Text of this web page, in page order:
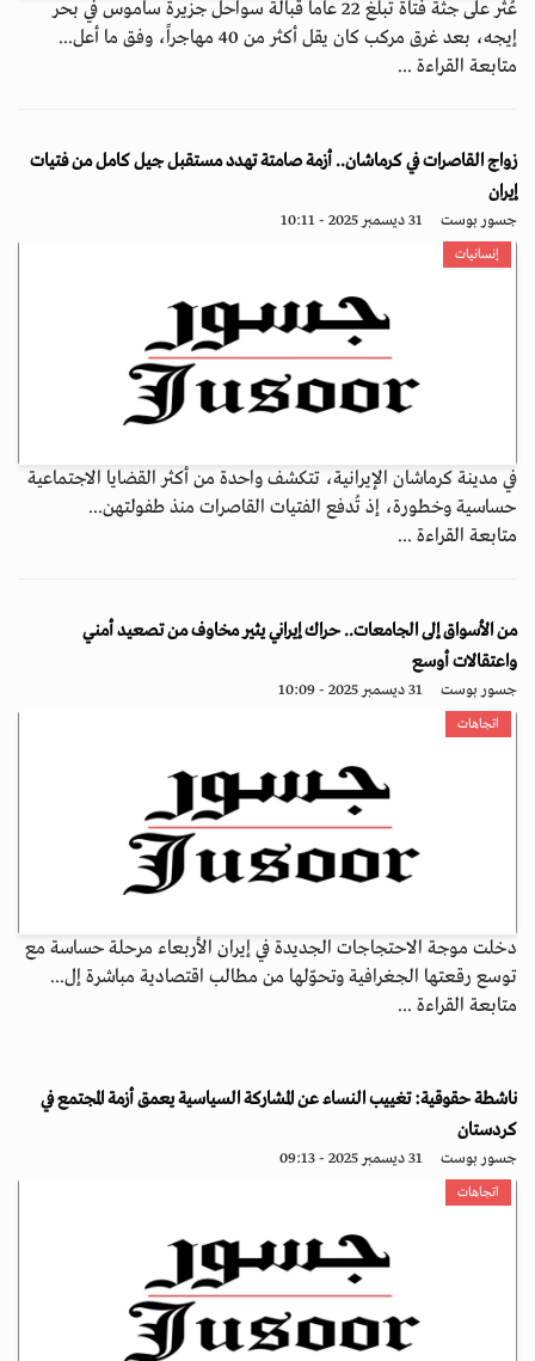
عُثر على جثة فتاة تبلغ 22 عاماً قبالة سواحل جزيرة ساموس في بحر
إيجه، بعد غرق مركب كان يقل أكثر من 40 مهاجراً، وفق ما أعل...
متابعة القراءة ...
زواج القاصرات في كرماشان.. أزمة صامتة تهدد مستقبل جيل كامل من فتيات
إيران
جسور بوست 31 ديسمبر 2025 - 10:11
إنسانيات
في مدينة كرماشان الإيرانية، تتكشف واحدة من أكثر القضايا الاجتماعية
حساسية وخطورة، إذ تُدفع الفتيات القاصرات منذ طفولتهن...
متابعة القراءة ...
من الأسواق إلى الجامعات.. حراك إيراني يثير مخاوف من تصعيد أمني
واعتقالات أوسع
جسور بوست 31 ديسمبر 2025 - 10:09
اتجاهات
دخلت موجة الاحتجاجات الجديدة في إيران الأربعاء مرحلة حساسة مع
توسع رقعتها الجغرافية وتحوّلها من مطالب اقتصادية مباشرة إل...
متابعة القراءة ...
ناشطة حقوقية: تغييب النساء عن المشاركة السياسية يعمق أزمة المجتمع في
كردستان
جسور بوست 31 ديسمبر 2025 - 09:13
اتجاهات